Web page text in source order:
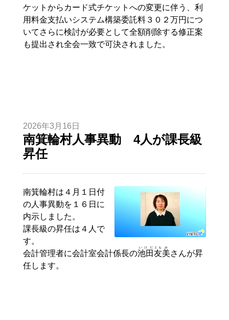
ケットからカード式チケットへの変更に伴う、利
用料金支払いシステム構築委託料３０２万円につ
いてさらに検討が必要として全額削除する修正案
も提出され全会一致で可決されました。
2026年3月16日
南箕輪村人事異動 4人が課長級
昇任
南箕輪村は４月１日付
の人事異動を１６日に
内示しました。
課長級の昇任は４人で
す。
会計管理者に会計室会計係長の池田
いけだ
友
とも
美
み
さんが昇
任します。